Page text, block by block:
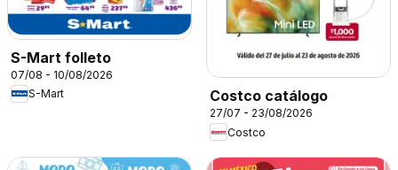
S-Mart folleto
07/08 - 10/08/2026
S-Mart
Costco catálogo
27/07 - 23/08/2026
Costco